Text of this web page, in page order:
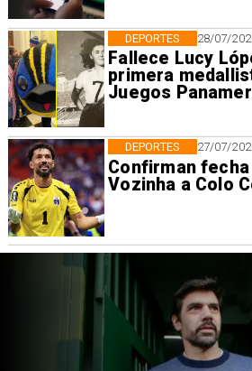
28/07/
Fallece Lucy
primera
Juegos
DEPORTES
27/07/
Confirman
Vozinha a Colo
DEPORTES